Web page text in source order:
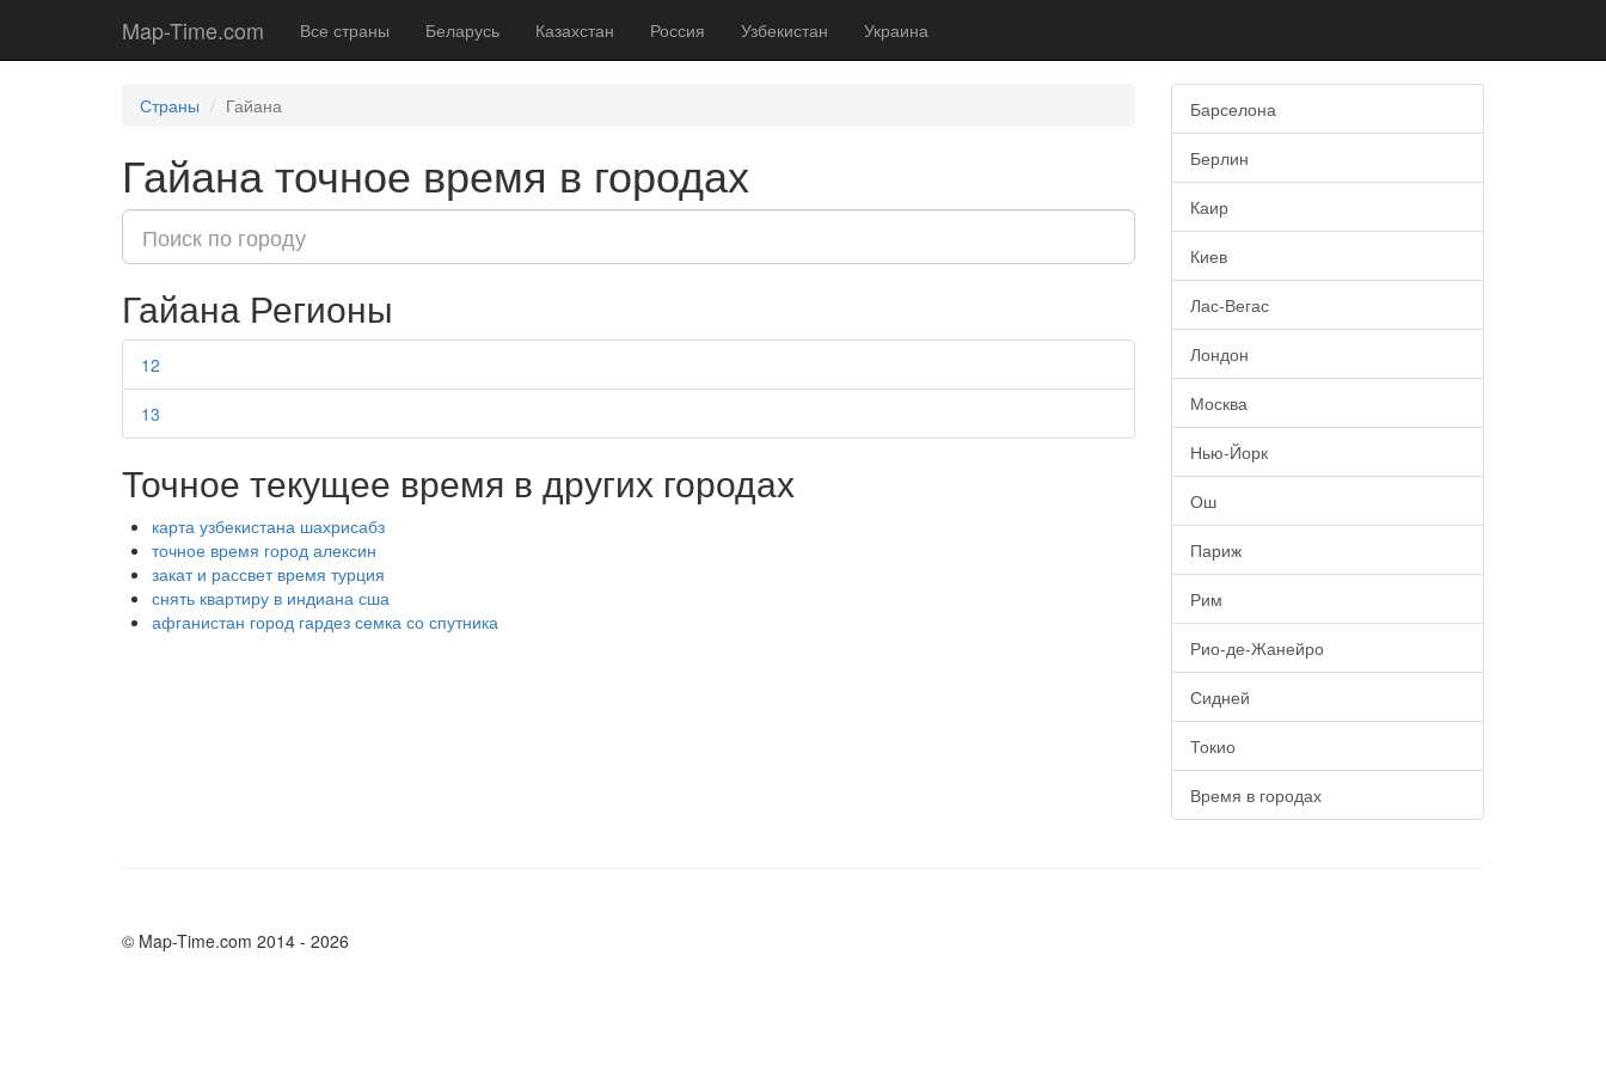
Map-Time.com Все страны Беларусь Казахстан Россия Узбекистан Украина
Страны Гайана
Гайана точное время в городах
Гайана Регионы
12
13
Точное текущее время в других городах
карта узбекистана шахрисабз
точное время город алексин
закат и рассвет время турция
снять квартиру в индиана сша
афганистан город гардез семка со спутника
Барселона
Берлин
Каир
Киев
Лас-Вегас
Лондон
Москва
Нью-Йорк
Ош
Париж
Рим
Рио-де-Жанейро
Сидней
Токио
Время в городах
© Map-Time.com 2014 - 2026